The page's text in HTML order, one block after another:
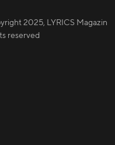
2025, LYRICS Magazin
reserved